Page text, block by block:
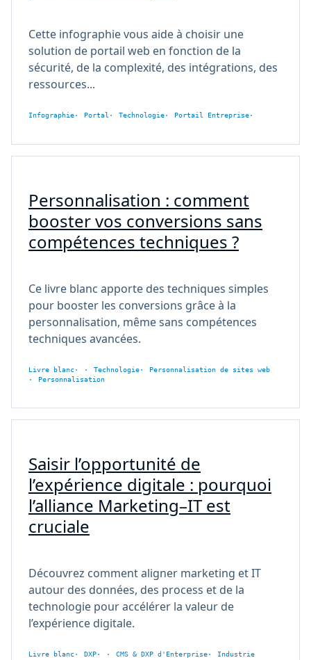
Cette infographie vous aide à choisir une
solution de portail web en fonction de la
sécurité, de la complexité, des intégrations, des
ressources...
Infographie Portal Technologie Portail Entreprise
Personnalisation : comment
booster vos conversions sans
compétences techniques ?
Ce livre blanc apporte des techniques simples
pour booster les conversions grâce à la
personnalisation, même sans compétences
techniques avancées.
Livre blanc Technologie
Personnalisation de sites web
Personnalisation
Saisir l’opportunité de
l’expérience digitale : pourquoi
l’alliance Marketing–IT est
cruciale
Découvrez comment aligner marketing et IT
autour des données, des process et de la
technologie pour accélérer la valeur de
l’expérience digitale.
Livre blanc DXP CMS & DXP d'Enterprise Industrie